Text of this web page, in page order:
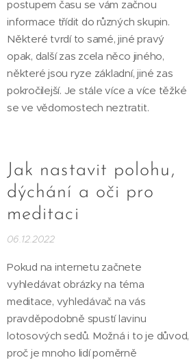
postupem času se vám začnou
informace třídit do různých skupin.
Některé tvrdí to samé, jiné pravý
opak, další zas zcela něco jiného,
některé jsou ryze základní, jiné zas
pokročilejší. Je stále více a více těžké
se ve vědomostech neztratit.
Jak nastavit polohu,
dýchání a oči pro
meditaci
06.12.2022
Pokud na internetu začnete
vyhledávat obrázky na téma
meditace, vyhledávač na vás
pravděpodobně spustí lavinu
lotosových sedů. Možná i to je důvod,
proč je mnoho lidí poměrně